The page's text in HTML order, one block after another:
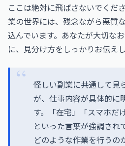
ここは絶対に飛ばさないでくだ
業の世界には、残念ながら悪質
込んでいます。あなたが大切な
に、見分け方をしっかりお伝えし
怪しい副業に共通して見
が、仕事内容が具体的に
す。「在宅」「スマホだ
といった言葉が強調され
どのような作業を行うの